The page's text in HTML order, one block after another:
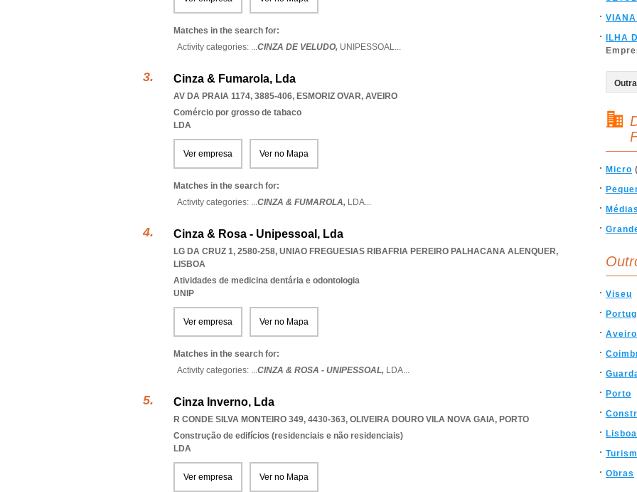
Matches in the search for:
Activity categories: ...CINZA DE VELUDO, UNIPESSOAL...
Cinza & Fumarola, Lda
AV DA PRAIA 1174, 3885-406, ESMORIZ OVAR, AVEIRO
Comércio por grosso de tabaco
LDA
Ver empresa Ver no Mapa
Matches in the search for:
Activity categories: ...CINZA & FUMAROLA, LDA...
Cinza & Rosa - Unipessoal, Lda
LG DA CRUZ 1, 2580-258, UNIAO FREGUESIAS RIBAFRIA PEREIRO PALHACANA ALENQUER,
LISBOA
Atividades de medicina dentária e odontologia
UNIP
Ver empresa Ver no Mapa
Matches in the search for:
Activity categories: ...CINZA & ROSA - UNIPESSOAL, LDA...
Cinza Inverno, Lda
R CONDE SILVA MONTEIRO 349, 4430-363, OLIVEIRA DOURO VILA NOVA GAIA, PORTO
Construção de edifícios (residenciais e não residenciais)
LDA
Ver empresa Ver no Mapa
ILHA
Micro
Viseu
Aveiro
Porto
Lisboa
Obras